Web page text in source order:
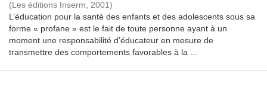
(Les éditions Inserm, 2001)
L’éducation pour la santé des enfants et des adolescents sous sa
forme « profane » est le fait de toute personne ayant à un
moment une responsabilité d’éducateur en mesure de
transmettre des comportements favorables à la ...